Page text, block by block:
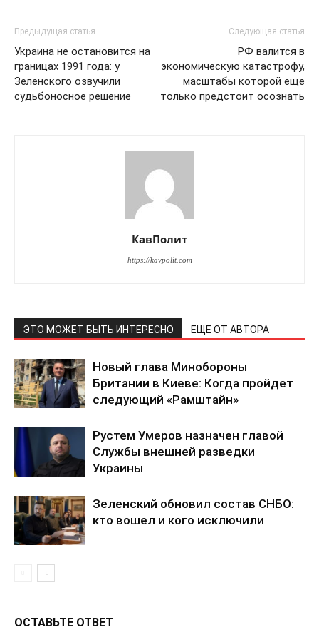
Предыдущая статья
Украина не остановится на
границах 1991 года: у
Зеленского озвучили
судьбоносное решение
Следующая статья
​РФ валится в
экономическую катастрофу,
масштабы которой еще
только предстоит осознать
КавПолит
https://kavpolit.com
ЭТО МОЖЕТ БЫТЬ ИНТЕРЕСНО ЕЩЕ ОТ АВТОРА
Новый глава Минобороны
Британии в Киеве: Когда пройдет
следующий «Рамштайн»
Рустем Умеров назначен главой
Службы внешней разведки
Украины
Зеленский обновил состав СНБО:
кто вошел и кого исключили
ОСТАВЬТЕ ОТВЕТ